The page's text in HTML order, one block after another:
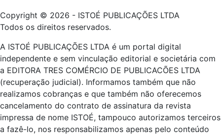
Copyright © 2026 - ISTOÉ PUBLICAÇÕES LTDA
Todos os direitos reservados.
A ISTOÉ PUBLICAÇÕES LTDA é um portal digital
independente e sem vinculação editorial e societária com
a EDITORA TRES COMÉRCIO DE PUBLICACÕES LTDA
(recuperação judicial). Informamos também que não
realizamos cobranças e que também não oferecemos
cancelamento do contrato de assinatura da revista
impressa de nome ISTOÉ, tampouco autorizamos terceiros
a fazê-lo, nos responsabilizamos apenas pelo conteúdo